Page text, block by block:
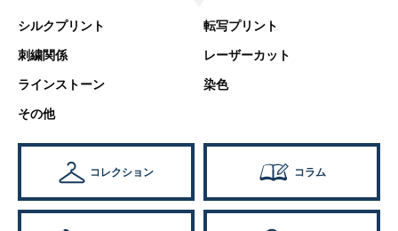
シルクプリント 転写プリント
刺繍関係 レーザーカット
ラインストーン 染色
その他
コレクション コラム